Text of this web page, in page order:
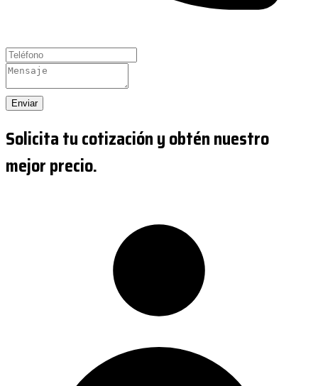
Enviar
Solicita tu cotización y obtén nuestro
mejor precio.